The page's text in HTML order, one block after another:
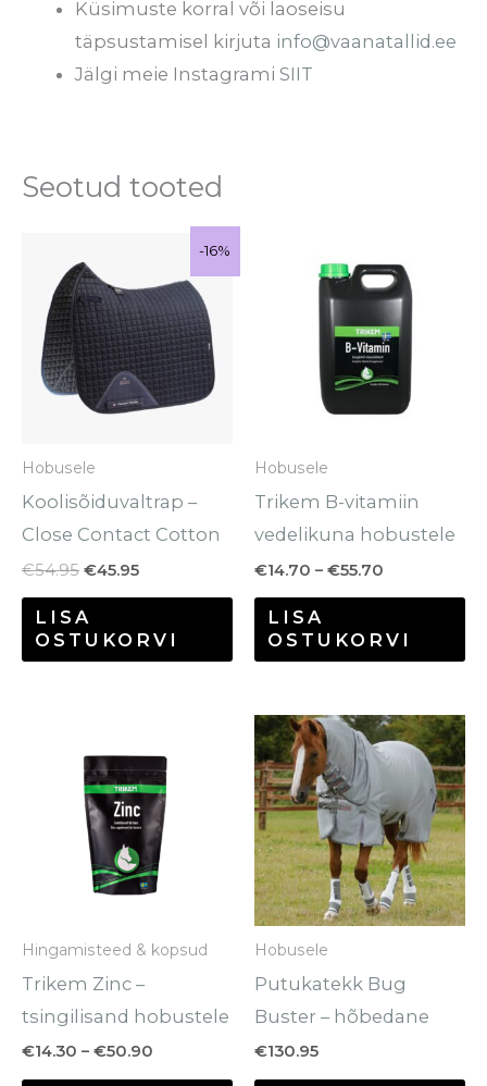
Küsimuste korral või laoseisu
täpsustamisel kirjuta info@vaanatallid.ee
Jälgi meie InstagramiSIIT
Seotud tooted
Sale!
-16%
-16%
Hobusele
Koolisõiduvaltrap –
Close Contact Cotton
€54.95
hind
oli:
€54.95.
€45.95
Praegune
on:
€45.95.
LISA
OSTUKORVI
Hobusele
Trikem B-vitamiin
vedelikuna hobustele
€14.70 – €55.70
€14.70
kuni
€55.70
LISA
OSTUKORVI
Hingamisteed & kopsud
Trikem Zinc –
tsingilisand hobustele
€14.30 – €50.90
Hinnavahemik:
kuni
€50.90
Sellel
tootel
on
mitu
varianti.
Valikuid
saab
teha
tootelehel.
Hobusele
Putukatekk Bug
Buster – hõbedane
€130.95